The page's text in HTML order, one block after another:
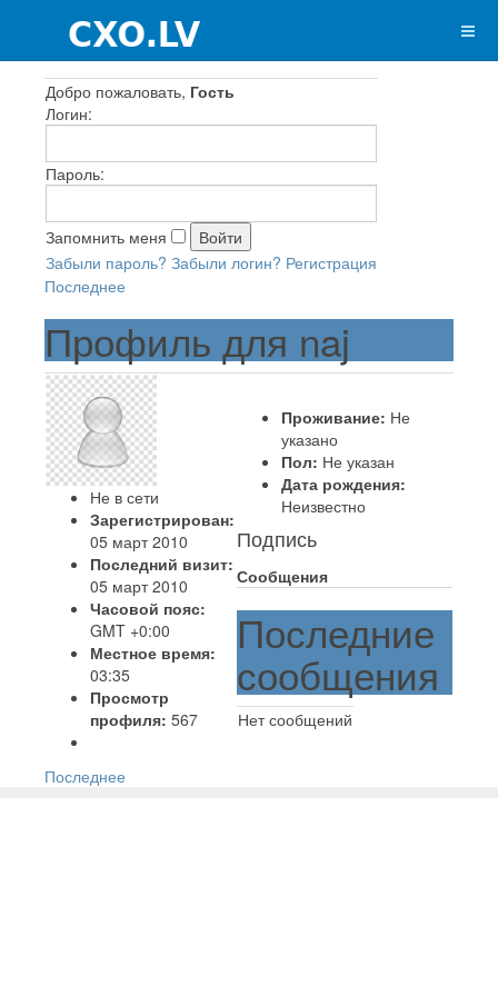
Добро пожаловать, Гость
Логин:
Пароль:
Запомнить меня
Забыли пароль? Забыли логин? Регистрация
Последнее
Профиль для naj
Не в сети
Зарегистрирован:
05 март 2010
Последний визит:
05 март 2010
Часовой пояс:
GMT +0:00
Местное время:
03:35
Просмотр
профиля: 567
Проживание: Не
указано
Пол: Не указан
Дата рождения:
Неизвестно
Подпись
Сообщения
Последние
сообщения
Нет сообщений
Последнее